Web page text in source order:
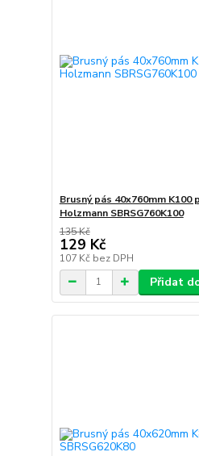
Brusný pás 40x760mm K100
Holzmann SBRSG760K100
135 Kč
129 Kč
107 Kč bez DPH
Přidat